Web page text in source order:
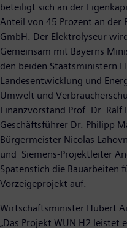
beteiligt sich an der
Anteil von 45 Prozent an der
GmbH. Der Elektrolyseur
Gemeinsam mit Bayerns
den beiden Staatsministern
Landesentwicklung und
Umwelt und
Finanzvorstand Prof. Dr. Ralf
Geschäftsführer Dr. Philipp
Bürgermeister Nicolas
und Siemens-Projektleiter
Spatenstich die Bauarbeiten
Vorzeigeprojekt auf.
Wirtschaftsminister Hubert
„Das Projekt WUN H2